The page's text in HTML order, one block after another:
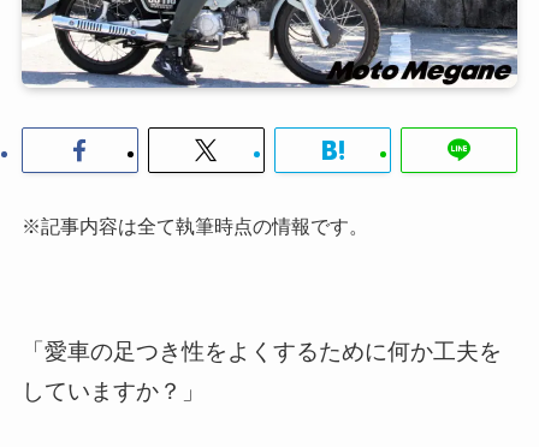
※記事内容は全て執筆時点の情報です。
「愛車の足つき性をよくするために何か工夫を
していますか？」